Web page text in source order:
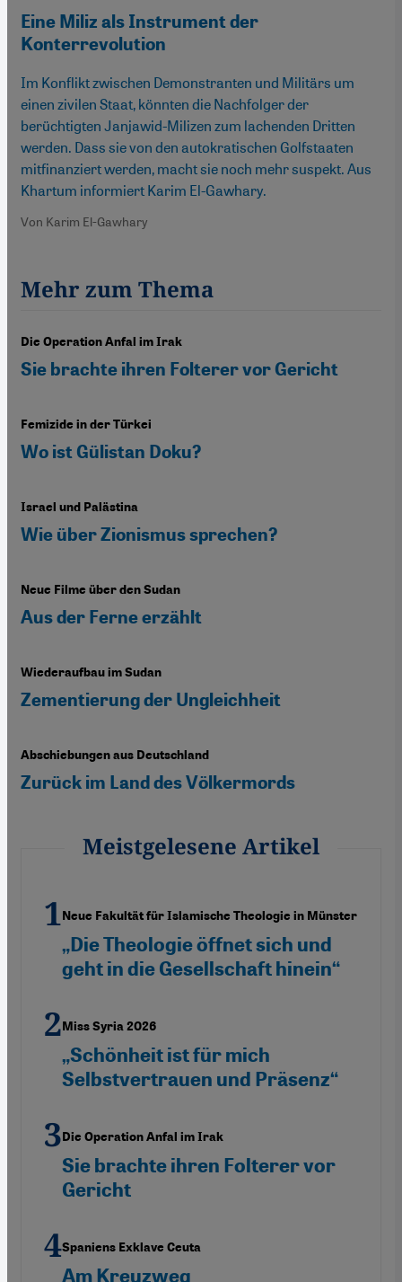
Eine Miliz als Instrument der
Konterrevolution
Im Konflikt zwischen Demonstranten und Militärs um
einen zivilen Staat, könnten die Nachfolger der
berüchtigten Janjawid-Milizen zum lachenden Dritten
werden. Dass sie von den autokratischen Golfstaaten
mitfinanziert werden, macht sie noch mehr suspekt. Aus
Khartum informiert Karim El-Gawhary.
Von Karim El-Gawhary
Mehr zum Thema
Die Operation Anfal im Irak
Sie brachte ihren Folterer vor Gericht
Femizide in der Türkei
Wo ist Gülistan Doku?
Israel und Palästina
Wie über Zionismus sprechen?
Neue Filme über den Sudan
Aus der Ferne erzählt
Wiederaufbau im Sudan
Zementierung der Ungleichheit
Abschiebungen aus Deutschland
Zurück im Land des Völkermords
Meistgelesene Artikel
Neue Fakultät für Islamische Theologie in Münster
„Die Theologie öffnet sich und
geht in die Gesellschaft hinein“
Miss Syria 2026
„Schönheit ist für mich
Selbstvertrauen und Präsenz“
Die Operation Anfal im Irak
Sie brachte ihren Folterer vor
Gericht
Spaniens Exklave Ceuta
Am Kreuzweg